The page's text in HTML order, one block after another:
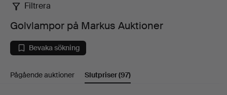
Golvlampor
på
Markus
Auktioner
Filtrera
Golvlampor på Markus Auktioner
Bevaka sökning
Pågående auktioner Slutpriser(97)